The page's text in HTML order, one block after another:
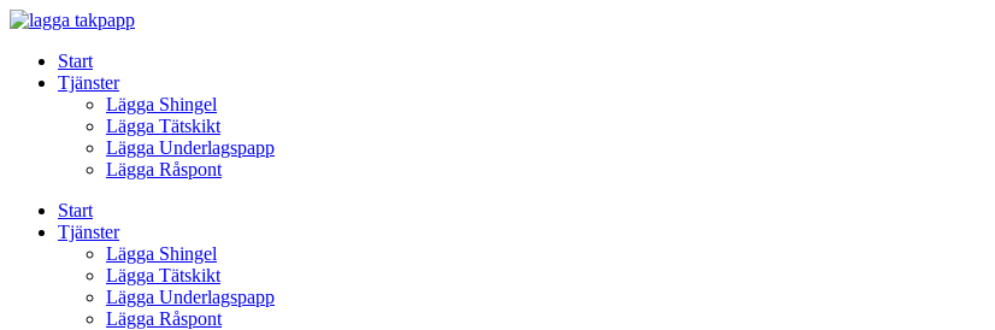
Skip
contentStart
Tjänster
Lägga Shingel
Lägga Tätskikt
Lägga Underlagspapp
Lägga Råspont
Start
Tjänster
Lägga Shingel
Lägga Tätskikt
Lägga Underlagspapp
Lägga Råspont